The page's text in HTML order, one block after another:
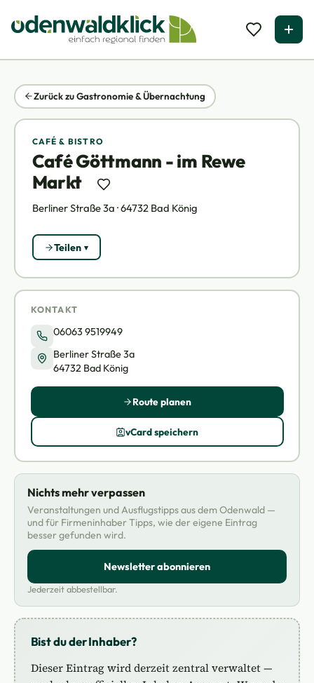
Zurück zu Gastronomie & Übernachtung
CAFÉ & BISTRO
Café Göttmann - im Rewe
Markt
Berliner Straße 3a · 64732 Bad König
Teilen
Bist du der Inhaber?
Dieser Eintrag wird derzeit zentral verwaltet —
KONTAKT
06063 9519949
Berliner Straße 3a
64732 Bad König
Route planen
vCard speichern
Nichts mehr verpassen
Veranstaltungen und Ausflugstipps aus dem Odenwald —
und für Firmeninhaber Tipps, wie der eigene Eintrag
besser gefunden wird.
Newsletter abonnieren
Jederzeit abbestellbar.